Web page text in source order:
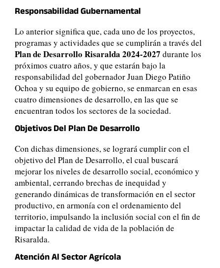
Responsabilidad Gubernamental
Lo anterior significa que, cada uno de los proyectos,
programas y actividades que se cumplirán a través del
Plan de Desarrollo Risaralda 2024-2027 durante los
próximos cuatro años, y que estarán bajo la
responsabilidad del gobernador Juan Diego Patiño
Ochoa y su equipo de gobierno, se enmarcan en esas
cuatro dimensiones de desarrollo, en las que se
encuentran todos los sectores de la sociedad.
Objetivos Del Plan De Desarrollo
Con dichas dimensiones, se logrará cumplir con el
objetivo del Plan de Desarrollo, el cual buscará
mejorar los niveles de desarrollo social, económico y
ambiental, cerrando brechas de inequidad y
generando dinámicas de transformación en el sector
productivo, en armonía con el ordenamiento del
territorio, impulsando la inclusión social con el fin de
impactar la calidad de vida de la población de
Risaralda.
Atención Al Sector Agrícola